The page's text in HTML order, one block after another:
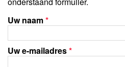
Uw naam*
Uw e-mailadres*